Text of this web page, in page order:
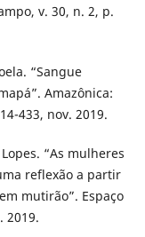
v. 30, n. 2, p.
“Sangue
Amazônica:
433, nov. 2019.
“As mulheres
reflexão a partir
mutirão”. Espaço
2019.